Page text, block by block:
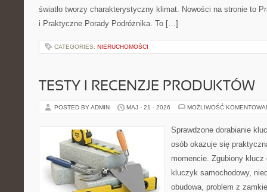
światło tworzy charakterystyczny klimat. Nowości na stronie to
i Praktyczne Porady Podróżnika. To […]
CATEGORIES: NIERUCHOMOŚCI
TESTY I RECENZJE PRODUKTÓW
POSTED BY ADMIN MAJ - 21 - 2026 MOŻLIWOŚĆ
Sprawdzone dorabianie
osób okazuje się
momencie. Zgubiony
kluczyk samochodowy,
obudowa, problem z